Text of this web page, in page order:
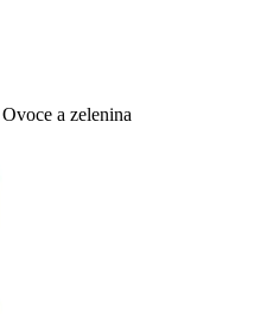
Ovoce a zelenina